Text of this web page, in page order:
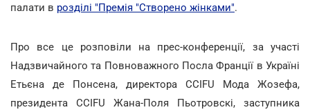
палати в розділі "Премія "Створено жінками".
Про все це розповіли на прес-конференції, за участі
Надзвичайного та Повноважного Посла Франції в Україні
Етьєна де Понсена,
директора CCIFU
Мода Жозефа,
президента CCIFU Жана-Поля Пьотровскі,
заступника